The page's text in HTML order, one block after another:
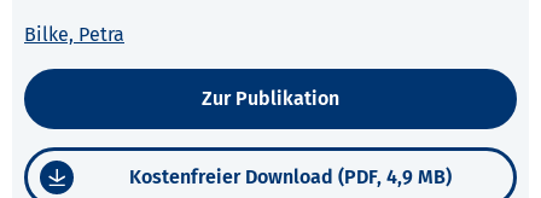
Bilke, Petra
Zur Publikation
Kostenfreier Download (PDF, 4,9 MB)